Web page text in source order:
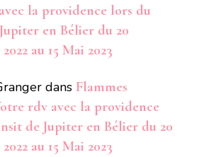
la providence lors du
en Bélier du 20
au 15 Mai 2023
dans Flammes
rdv avec la providence
de Jupiter en Bélier du 20
au 15 Mai 2023